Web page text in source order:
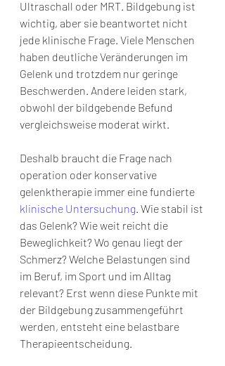
Ultraschall oder MRT. Bildgebung ist
wichtig, aber sie beantwortet nicht
jede klinische Frage. Viele Menschen
haben deutliche Veränderungen im
Gelenk und trotzdem nur geringe
Beschwerden. Andere leiden stark,
obwohl der bildgebende Befund
vergleichsweise moderat wirkt.
Deshalb braucht die Frage nach
operation oder konservative
gelenktherapie immer eine fundierte
klinische Untersuchung. Wie stabil ist
das Gelenk? Wie weit reicht die
Beweglichkeit? Wo genau liegt der
Schmerz? Welche Belastungen sind
im Beruf, im Sport und im Alltag
relevant? Erst wenn diese Punkte mit
der Bildgebung zusammengeführt
werden, entsteht eine belastbare
Therapieentscheidung.